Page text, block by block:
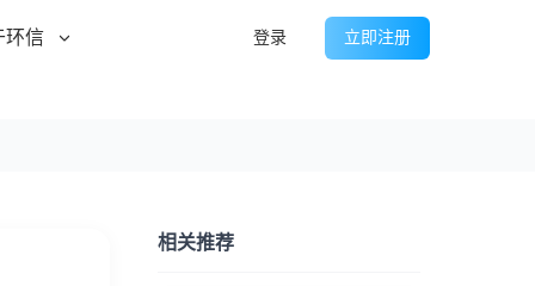
环信 登录 立即注册
相关推荐